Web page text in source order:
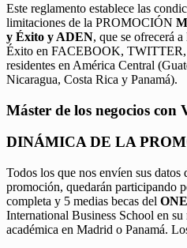
Este reglamento establece las
limitaciones de la PROMOCIÓN
y Éxito y ADEN, que se ofrecerá
Éxito en FACEBOOK,
residentes en América Central
Nicaragua, Costa Rica y Panamá).
Máster de los negocios
DINÁMICA DE LA
Todos los que nos envíen sus datos
promoción, quedarán participando
completa y 5 medias becas del
International Business School en
académica en Madrid o Panamá.